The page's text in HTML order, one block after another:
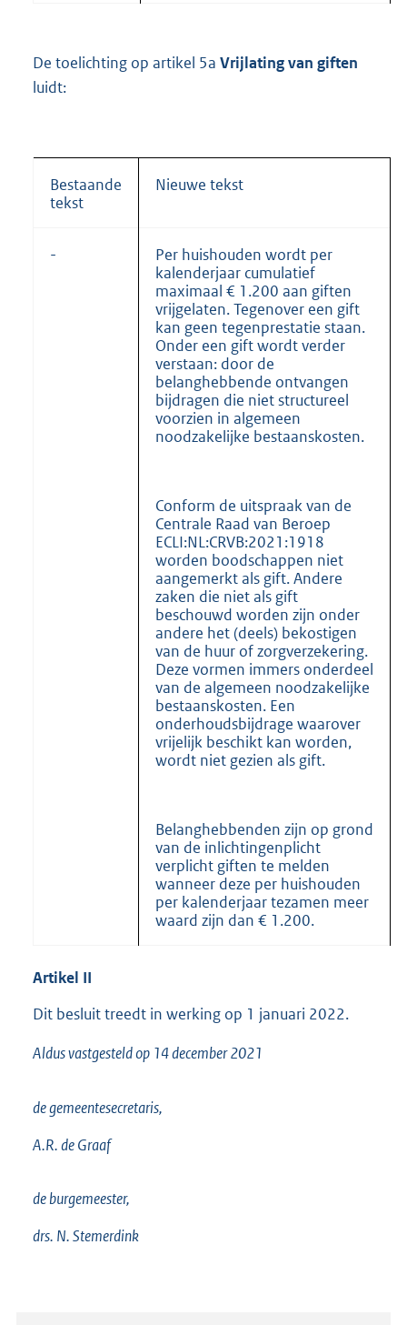
De toelichting op artikel 5a Vrijlating van giften
luidt:
Bestaande
tekst
Nieuwe tekst
-
Per huishouden wordt per
kalenderjaar cumulatief
maximaal € 1.200 aan giften
vrijgelaten. Tegenover een gift
kan geen tegenprestatie staan.
Onder een gift wordt verder
verstaan: door de
belanghebbende ontvangen
bijdragen die niet structureel
voorzien in algemeen
noodzakelijke bestaanskosten.
Conform de uitspraak van de
Centrale Raad van Beroep
ECLI:NL:CRVB:2021:1918
worden boodschappen niet
aangemerkt als gift. Andere
zaken die niet als gift
beschouwd worden zijn onder
andere het (deels) bekostigen
van de huur of zorgverzekering.
Deze vormen immers onderdeel
van de algemeen noodzakelijke
bestaanskosten. Een
onderhoudsbijdrage waarover
vrijelijk beschikt kan worden,
wordt niet gezien als gift.
Belanghebbenden zijn op grond
van de inlichtingenplicht
verplicht giften te melden
wanneer deze per huishouden
per kalenderjaar tezamen meer
waard zijn dan € 1.200.
Artikel II
Dit besluit treedt in werking op 1 januari 2022.
Aldus vastgesteld op 14 december 2021
de gemeentesecretaris,
A.R. de Graaf
de burgemeester,
drs. N. Stemerdink